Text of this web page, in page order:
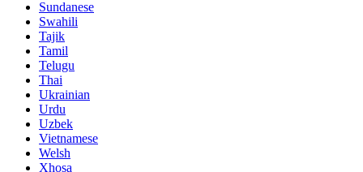
Sundanese
Swahili
Tajik
Tamil
Telugu
Thai
Ukrainian
Urdu
Uzbek
Vietnamese
Welsh
Xhosa